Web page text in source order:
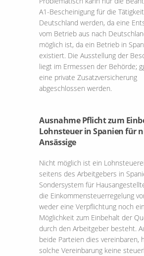
A1-Bescheinigung für die
Deutschland werden, da eine
vom Betrieb aus nach
möglich ist, da ein Betrieb in
existiert. Die Ausstellung der
liegt im Ermessen der Behörde;
eine private Zusatzversicherung
abgeschlossen werden.
Ausnahme Pflicht zum
Lohnsteuer in Spanien für
Ansässige
Nicht möglich ist ein
seitens des Arbeitgebers in
Sondersystem für
die Einkommensteuerregelung
weder eine Verpflichtung noch
Möglichkeit zum Einbehalt der
durch den Arbeitgeber besteht.
beide Parteien dies vereinbaren,
solche Vereinbarung keine